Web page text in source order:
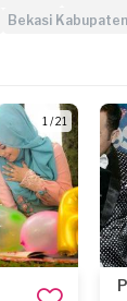
Bekasi Kabupaten
1 / 21